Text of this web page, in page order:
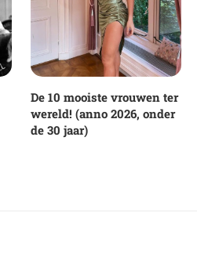
De 10 mooiste vrouwen ter
wereld! (anno 2026, onder
de 30 jaar)